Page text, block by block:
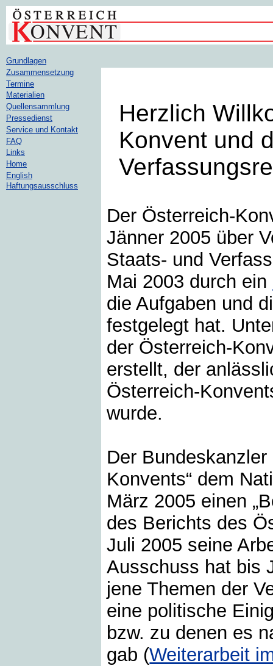
Herzlich
Konvent und
Der Österreich-
Jänner 2005 über
Staats- und
Mai 2003 durch ein
die Aufgaben und
festgelegt hat.
der Österreich-
erstellt, der
Österreich-
wurde.
Der
Konvents“ dem
März 2005 einen
des Berichts des
Juli 2005 seine
Ausschuss hat bis
jene Themen der
eine politische
bzw. zu denen es
gab (Weiterarbeit
Grundlagen
Zusammensetzung
Termine
Materialien
Quellensammlung
Pressedienst
Service und Kontakt
FAQ
Links
Home
English
Haftungsausschluss